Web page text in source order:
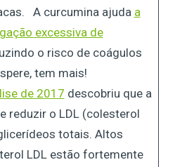
A curcumina ajuda a
excessiva de
o risco de coágulos
tem mais!
de 2017 descobriu que a
reduzir o LDL (colesterol
totais. Altos
LDL estão fortemente